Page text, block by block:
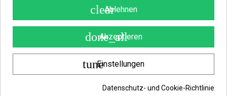
Das Delphin COLOR
Kettenbissanzeiger-Set bietet eine
zuverlässige und präzise visuelle
Bissanzeige für anspruchsvolle
Karpfenangler. Das Set besteht aus zwei
Kettenbissanzeigern in unterschiedlichen
Farben und ermöglicht so eine schnelle
und übersichtliche Zuordnung mehrerer
Ruten am Rod Pod oder Bankstick.
clearAblehnen
done_all
Akzeptieren
tuneEinstellungen
Datenschutz- und Cookie-Richtlinie